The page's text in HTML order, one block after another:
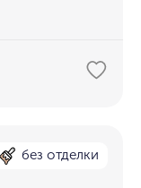
без отделки